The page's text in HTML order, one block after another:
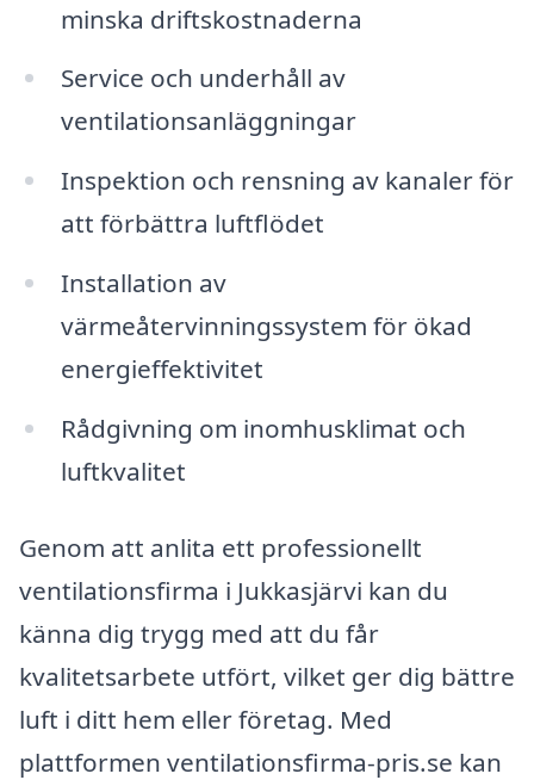
minska driftskostnaderna
Service och underhåll av
ventilationsanläggningar
Inspektion och rensning av kanaler för
att förbättra luftflödet
Installation av
värmeåtervinningssystem för ökad
energieffektivitet
Rådgivning om inomhusklimat och
luftkvalitet
Genom att anlita ett professionellt
ventilationsfirma i Jukkasjärvi kan du
känna dig trygg med att du får
kvalitetsarbete utfört, vilket ger dig bättre
luft i ditt hem eller företag. Med
plattformen ventilationsfirma-pris.se kan